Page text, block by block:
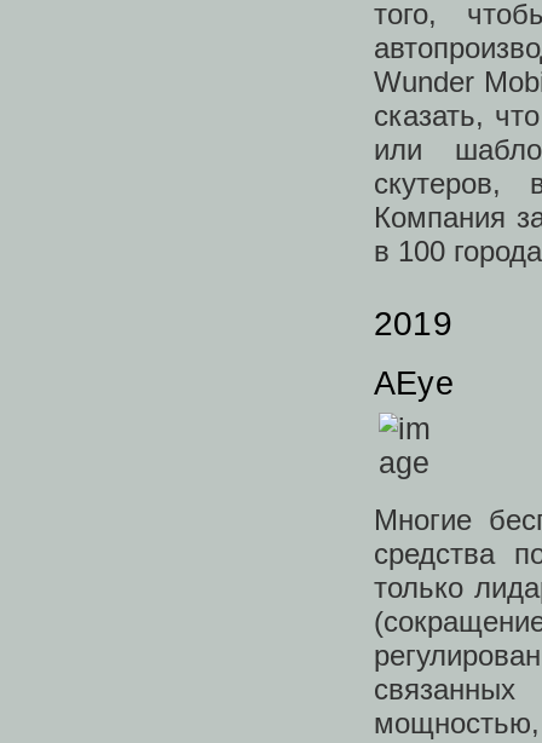
того,
Wunder
сказать,
или
скутеров,
Компания
в 100
2019
AEye
Многие
средства
только